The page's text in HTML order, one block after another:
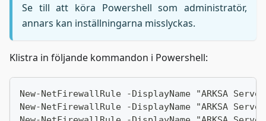
Se till att köra Powershell som administratör,
annars kan inställningarna misslyckas.
Klistra in följande kommandon i Powershell:
New-NetFirewallRule -DisplayName "ARKSA
New-NetFirewallRule -DisplayName "ARKSA